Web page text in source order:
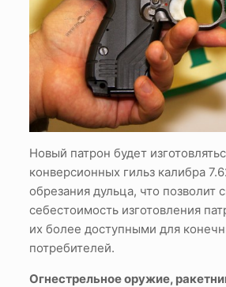
Новый патрон будет
конверсионных гильз калибра
обрезания дульца, что позволит
себестоимость изготовления
их более доступными для
потребителей.
Огнестрельное оружие,